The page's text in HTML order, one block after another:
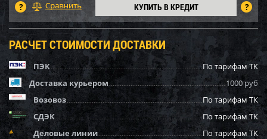
КУПИТЬ В КРЕДИТ
РАСЧЕТ СТОИМОСТИ ДОСТАВКИ
ПЭК
По тарифам ТК
Доставка курьером
1000 руб
Возовоз
По тарифам ТК
СДЭК
По тарифам ТК
Деловые линии
По тарифам ТК